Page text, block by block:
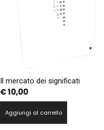
Il mercato dei significati
€10,00
Aggiungi al carrello